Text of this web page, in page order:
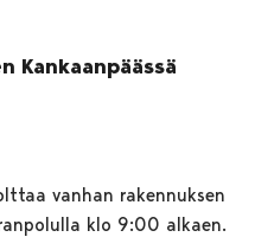
Kankaanpäässä
vanhan rakennuksen
klo 9:00 alkaen.